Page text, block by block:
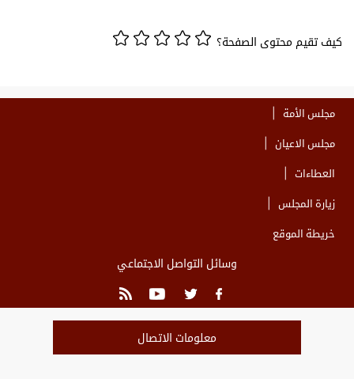
كيف تقيم محتوى الصفحة؟
مجلس الأمة
مجلس الاعيان
العطاءات
زيارة المجلس
خريطة الموقع
وسائل التواصل الاجتماعي
معلومات الاتصال